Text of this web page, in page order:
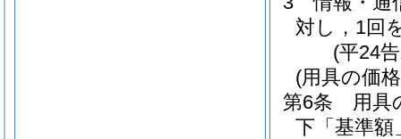
対し，1回
(平24
(用具の価
第6条
用具
下「基準